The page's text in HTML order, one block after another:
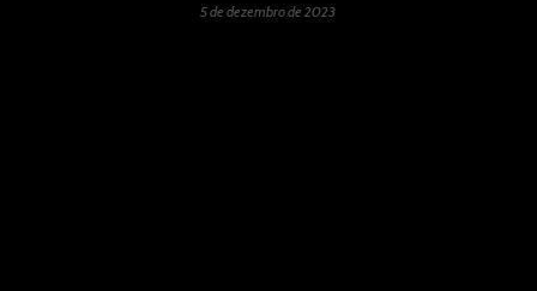
5 de dezembro de 2023